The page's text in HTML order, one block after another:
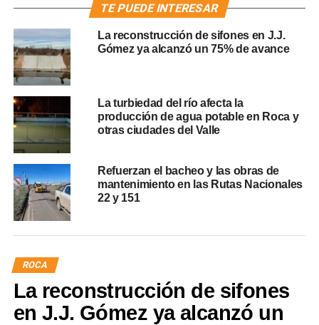
TE PUEDE INTERESAR
La reconstrucción de sifones en J.J.
Gómez ya alcanzó un 75% de avance
La turbiedad del río afecta la
producción de agua potable en Roca y
otras ciudades del Valle
Refuerzan el bacheo y las obras de
mantenimiento en las Rutas Nacionales
22 y 151
ROCA
La reconstrucción de sifones
en J.J. Gómez ya alcanzó un